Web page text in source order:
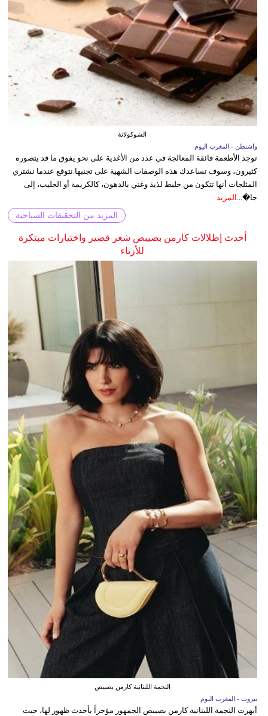
الشوكولاتة
واشنطن - المغرب اليوم
توجد الأطعمة فائقة المعالجة في عدد من الأغذية على نحو يفوق ما قد يتصوره
كثيرون، وسوف تساعدك هذه الوصفات الشهية على تجنبها.نتوقع عندما نشتري
المثلجات أنها تتكون من خليط لذيذ وغني بالدهون، كالكريمة أو الحليب، إلى
جا�... المزيد
المزيد من التحقيقات السياحية
أحدث إطلالات كارمن بصيبص شعر قصير واختيارات مبتكرة
للأزياء
النجمة اللبنانية كارمن بصيبص
بيروت - المغرب اليوم
أبهرت النجمة اللبنانية كارمن بصيبص الجمهور مؤخراً بأحدث ظهور لها، حيث